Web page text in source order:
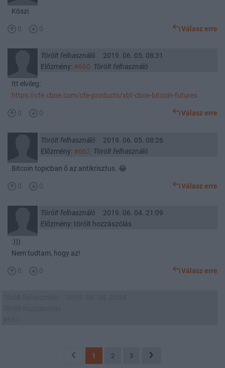
Köszi
0 0 Válasz erre
Törölt felhasználó
2019. 06. 05. 08:31
Előzmény: #660 Törölt felhasználó
Itt elvileg:
https://cfe.cboe.com/cfe-products/xbt-cboe-bitcoin-futures
0 0 Válasz erre
Törölt felhasználó
2019. 06. 05. 08:26
Előzmény: #662 Törölt felhasználó
Bitcoin topicban ő az antikrisztus. 😂
0 0 Válasz erre
Törölt felhasználó
2019. 06. 04. 21:09
Előzmény: törölt hozzászólás
:)))
Nem tudtam, hogy az!
0 0 Válasz erre
1 2 3